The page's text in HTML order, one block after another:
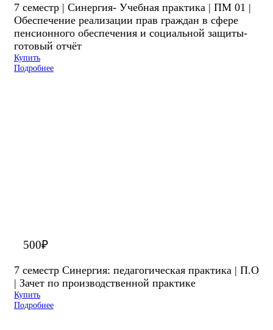
7 семестр | Синергия- Учебная практика | ПМ 01 |
Обеспечение реализации прав граждан в сфере
пенсионного обеспечения и социальной защиты-
готовый отчёт
Купить
Подробнее
500₽
7 семестр Синергия: педагогическая практика | П.О
| Зачет по производственной практике
Купить
Подробнее